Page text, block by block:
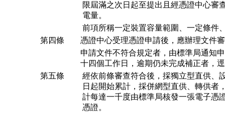
限屆滿之次日起至提出且經憑證中心審
電量。
前項所稱一定裝置容量範圍、一定條件
第四條
憑證中心受理憑證申請後，應辦理文件
申請文件不符合規定者，由標準局通知
十四個工作日，逾期仍未完成補正者，
第五條
經依前條審查符合後，採獨立型直供、
日起開始累計，採併網型直供、轉供者
計每達一千度由標準局核發一張電子憑
憑證。